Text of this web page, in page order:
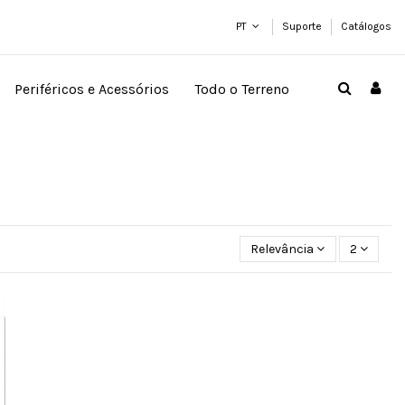
PT Suporte Catálogos
Periféricos e Acessórios Todo o Terreno
Relevância 2